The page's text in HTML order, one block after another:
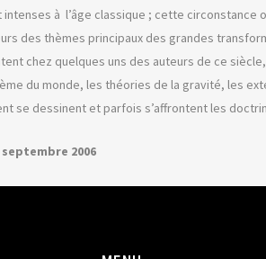
à l’âge classique ; cette circonstance
des thèmes principaux des grandes
chez quelques uns des auteurs de ce
du monde, les théories de la gravité, les
se dessinent et parfois s’affrontent les
2006